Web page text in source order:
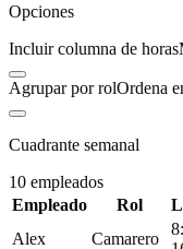
Opciones
Incluir columna de horas
Agrupar por rolOrdena
Cuadrante semanal
10 empleados
Empleado
Rol
Alex
Camarero